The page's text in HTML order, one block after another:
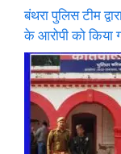
बंथरा पुलिस टीम
के आरोपी को किया